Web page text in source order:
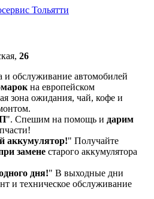
Тольятти
26
и обслуживание автомобилей
на европейском
зона ожидания, чай, кофе и
". Спешим на помощь и дарим
аккумулятор!" Получайте
замене старого аккумулятора
дня!" В выходные дни
и техническое обслуживание